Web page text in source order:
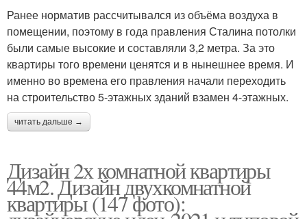
Ранее норматив рассчитывался из объёма воздуха в
помещении, поэтому в года правления Сталина потолки
были самые высокие и составляли 3,2 метра. За это
квартиры того времени ценятся и в нынешнее время. И
именно во времена его правления начали переходить
на строительство 5-этажных зданий взамен 4-этажных.
читать дальше →
Дизайн 2х комнатной квартиры
44м2. Дизайн двухкомнатной
квартиры (147 фото):